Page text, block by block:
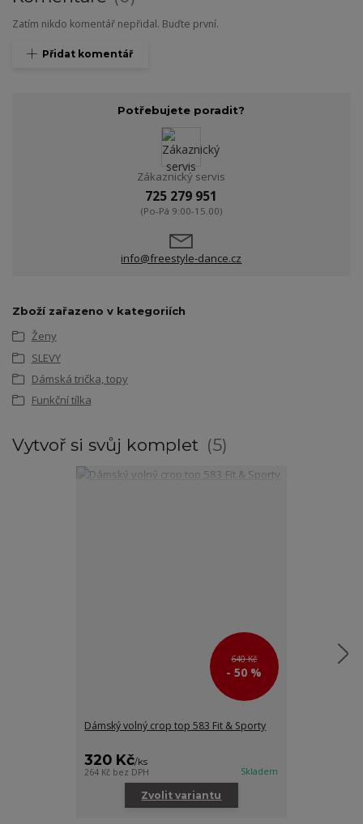
Zatím nikdo komentář nepřidal. Buďte první.
Přidat komentář
Potřebujete poradit?
Zákaznický servis
725 279 951
(Po-Pá 9:00-15.00)
info@freestyle-dance.cz
Zboží zařazeno v kategoriích
Ženy
SLEVY
Dámská trička, topy
Funkční tílka
Vytvoř si svůj komplet 5
640 Kč
- 50 %
Dámský volný crop top 583 Fit & Sporty
320 Kč/ks
264 Kč bez DPH Skladem
Zvolit variantu